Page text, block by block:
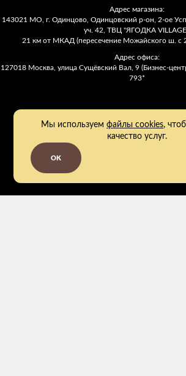
Адрес магазина:
143021 МО, г. Одинцово, Одинцовский р-он, 2-ое
уч. 42, ТВЦ "ЯГОДКА
21 км от МКАД (пересечение Можайского ш. с
Адрес офиса:
127018 Москва, улица Сущёвский Вал, 9 (Бизнес-
793*
Мы используемфайлы cookies,
качество услуг.
OK